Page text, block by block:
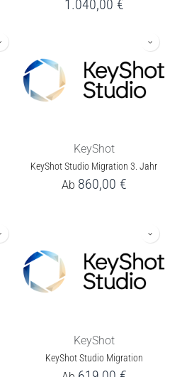
1.040,00 €
KeyShot
KeyShot Studio Migration 3. Jahr
Ab 860,00 €
KeyShot
KeyShot Studio Migration